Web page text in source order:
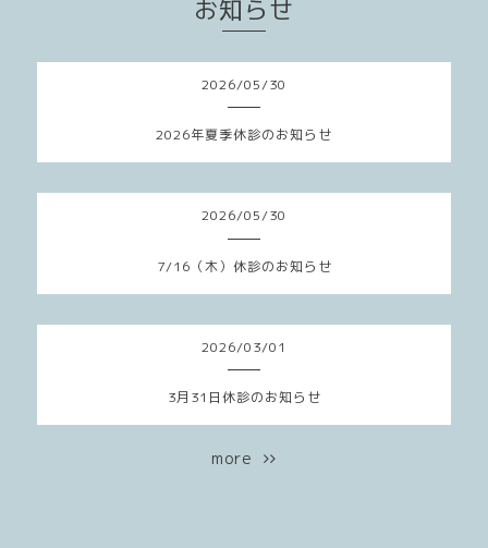
お知らせ
2026/05/30
2026年夏季休診のお知らせ
2026/05/30
7/16（木）休診のお知らせ
2026/03/01
3月31日休診のお知らせ
more